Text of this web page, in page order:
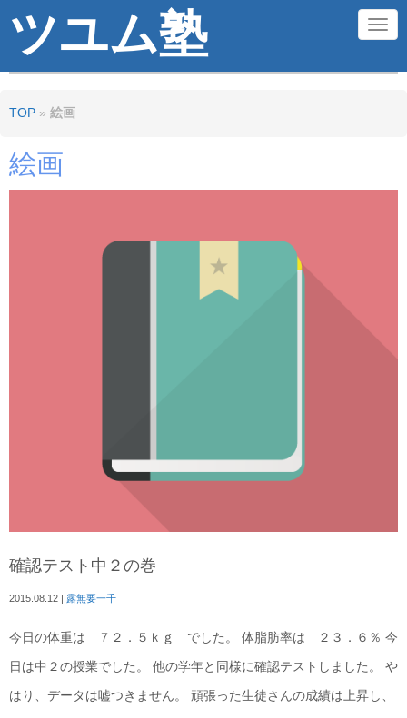
ツユム塾 N
TOP » 絵画
絵画
確認テスト中２の巻
2015.08.12 | 露無要一千
今日の体重は ７２．５ｋｇ でした。 体脂肪率は ２３．６％ 今
日は中２の授業でした。 他の学年と同様に確認テストしました。 や
はり、データは嘘つきません。 頑張った生徒さんの成績は上昇し、